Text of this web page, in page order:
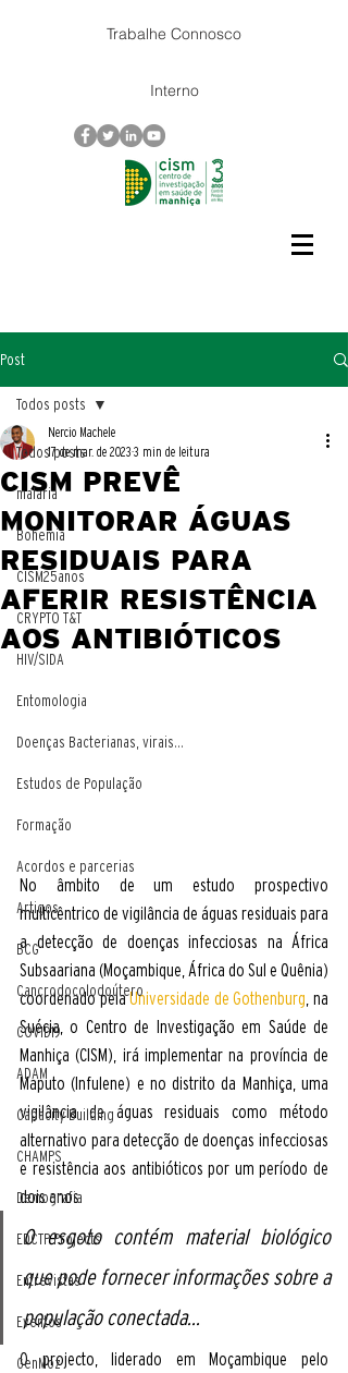
Trabalhe Connosco
Interno
Post
Todos posts
malaria
Bohemia
CISM25anos
CRYPTO T&T
HIV/SIDA
Entomologia
Doenças Bacterianas, virais...
Estudos de População
Formação
Acordos e parcerias
Artigos
BCG
Cancrodocolodoútero
COVID19
ADAM
Capacity Building
CHAMPS
Demografia
EDCTP Projects
Entrevistas
Eventos
GenMoz
Todos posts
CISM PREVÊ
MONITORAR ÁGUAS
RESIDUAIS PARA
AFERIR RESISTÊNCIA
AOS ANTIBIÓTICOS
Nercio Machele
17 de mar. de 2023 3 min de leitura
No âmbito de um estudo prospectivo
multicêntrico de vigilância de águas residuais para
a detecção de doenças infecciosas na África
Subsaariana (Moçambique, África do Sul e Quênia)
coordenado pela Universidade de Gothenburg , na
Suécia, o Centro de Investigação em Saúde de
Manhiça (CISM), irá implementar na província de
Maputo (Infulene) e no distrito da Manhiça, uma
vigilância de águas residuais como método
alternativo para detecção de doenças infecciosas
e resistência aos antibióticos por um período de
dois anos.
O esgoto contém material biológico
que pode fornecer informações sobre a
população conectada...
O projecto, liderado em Moçambique pelo